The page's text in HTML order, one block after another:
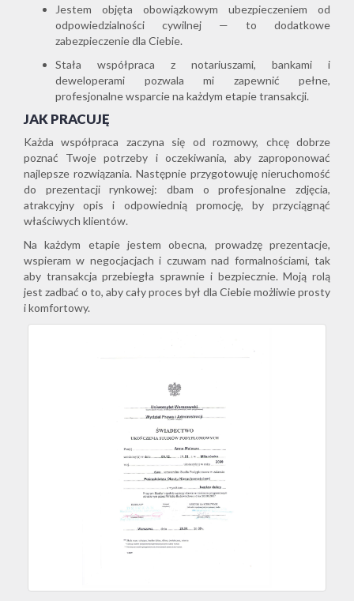
Jestem objęta obowiązkowym ubezpieczeniem od
odpowiedzialności cywilnej — to dodatkowe
zabezpieczenie dla Ciebie.
Stała współpraca z notariuszami, bankami i
deweloperami pozwala mi zapewnić pełne,
profesjonalne wsparcie na każdym etapie transakcji.
JAK PRACUJĘ
Każda współpraca zaczyna się od rozmowy, chcę dobrze
poznać Twoje potrzeby i oczekiwania, aby zaproponować
najlepsze rozwiązania. Następnie przygotowuję nieruchomość
do prezentacji rynkowej: dbam o profesjonalne zdjęcia,
atrakcyjny opis i odpowiednią promocję, by przyciągnąć
właściwych klientów.
Na każdym etapie jestem obecna, prowadzę prezentacje,
wspieram w negocjacjach i czuwam nad formalnościami, tak
aby transakcja przebiegła sprawnie i bezpiecznie. Moją rolą
jest zadbać o to, aby cały proces był dla Ciebie możliwie prosty
i komfortowy.